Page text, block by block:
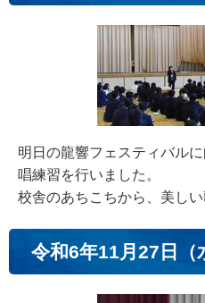
明日の龍響フェスティバル
唱練習を行いました。
校舎のあちこちから、美し
令和6年11月27日（